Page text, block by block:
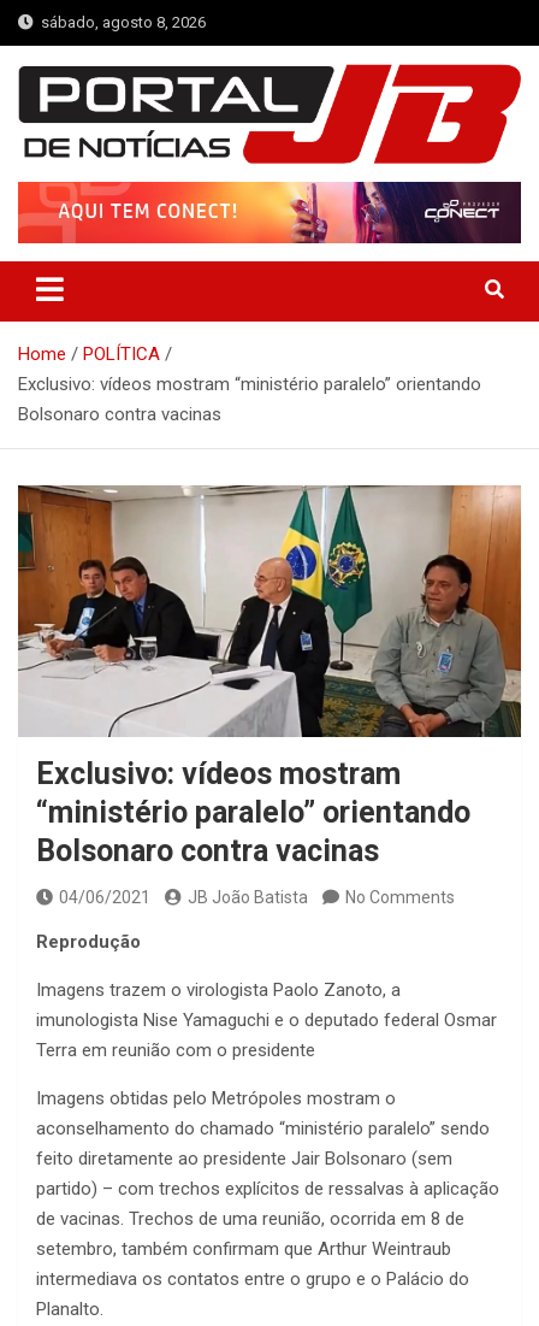
Skip
to
content
sábado, agosto 8, 2026
Portal de Notícias JB
Notícias de Simplício Mendes e Região
Home
POLÍTICA
Exclusivo: vídeos mostram “ministério paralelo” orientando
Bolsonaro contra vacinas
Exclusivo: vídeos mostram
“ministério paralelo” orientando
Bolsonaro contra vacinas
04/06/2021 JB João Batista No Comments
Reprodução
Imagens trazem o virologista Paolo Zanoto, a
imunologista Nise Yamaguchi e o deputado federal Osmar
Terra em reunião com o presidente
Imagens obtidas pelo Metrópoles mostram o
aconselhamento do chamado “ministério paralelo” sendo
feito diretamente ao presidente Jair Bolsonaro (sem
partido) – com trechos explícitos de ressalvas à aplicação
de vacinas. Trechos de uma reunião, ocorrida em 8 de
setembro, também confirmam que Arthur Weintraub
intermediava os contatos entre o grupo e o Palácio do
Planalto.